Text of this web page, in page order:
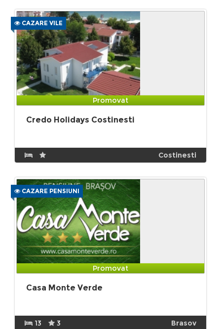
CAZARE VILE
Promovat
Credo Holidays Costinesti
Costinesti
CAZARE PENSIUNI
Promovat
Casa Monte Verde
13 3 Brasov